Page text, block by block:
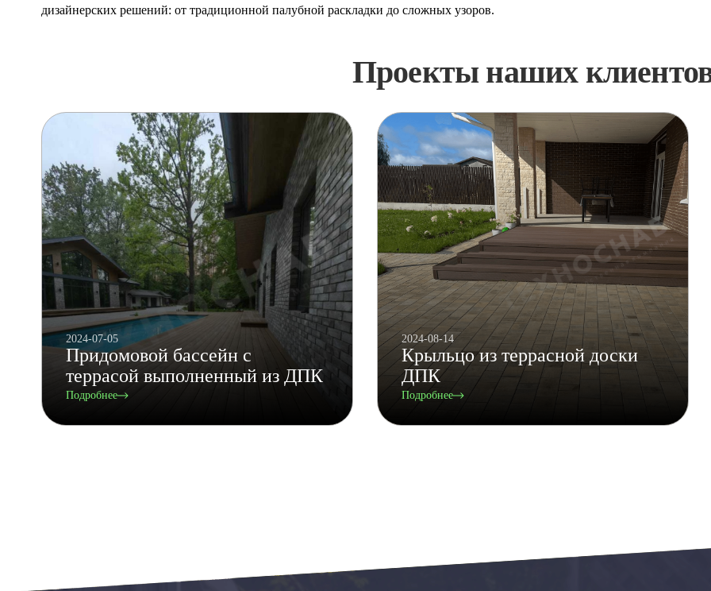
дизайнерских решений: от традиционной палубной раскладки до сложных узоров.
Проекты наших
2024-07-05
Придомовой бассейн с
террасой выполненный из ДПК
Подробнее
2024-08-14
Крыльцо из террасной доски
ДПК
Подробнее